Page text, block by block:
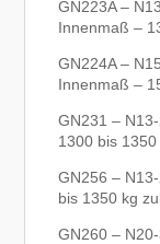
GN223A –
Innenmaß –
GN224A –
Innenmaß –
GN231 –
1300 bis
GN256 –
bis 1350 kg
GN260 –